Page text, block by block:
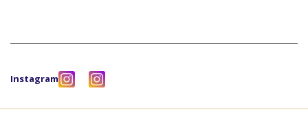
Instagram